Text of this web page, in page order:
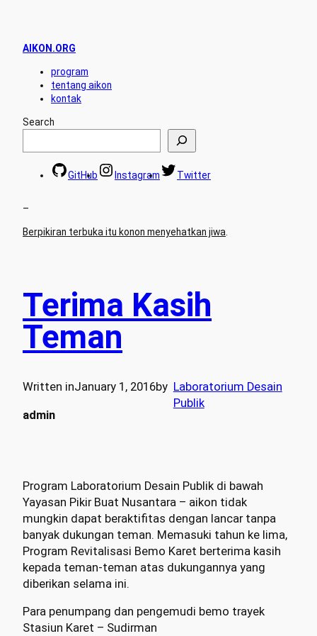
AIKON.ORG
program
tentang aikon
kontak
Search
GitHub Instagram Twitter
–
Berpikiran terbuka itu konon menyehatkan jiwa
Terima Kasih
Teman
Written inJanuary 1, 2016by
admin
Laboratorium Desain
Publik
Program Laboratorium Desain Publik di bawah
Yayasan Pikir Buat Nusantara – aikon tidak
mungkin dapat beraktifitas dengan lancar tanpa
banyak dukungan teman. Memasuki tahun ke lima,
Program Revitalisasi Bemo Karet berterima kasih
kepada teman-teman atas dukungannya yang
diberikan selama ini.
Para penumpang dan pengemudi bemo trayek
Stasiun Karet – Sudirman